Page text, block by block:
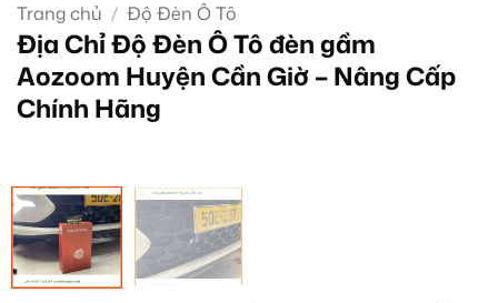
Trang chủ / Độ Đèn Ô Tô
Địa Chỉ Độ Đèn Ô Tô đèn gầm
Aozoom Huyện Cần Giờ – Nâng Cấp
Chính Hãng